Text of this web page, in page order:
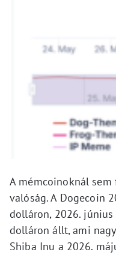
A mémcoinoknál
valóság. A Dogecoin
dolláron, 2026.
dolláron állt, ami
Shiba Inu a 2026.